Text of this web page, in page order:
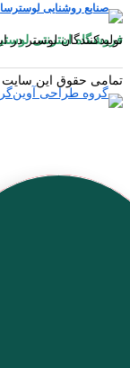
فروشگاه اینترنتی
مدل لوستر کلاسیک و مدرن ، آباژور ایستاده و رومیزی ، شمعدان ، میوه خوری ایستاده و رومیزی ، کنارسالنی ایستاده ، دیوارکوب ، گردسوز و
تمامی حقوق این سایت